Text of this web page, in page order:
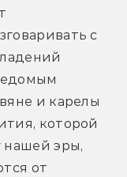
с
и карелы
которой
нашей эры,
от